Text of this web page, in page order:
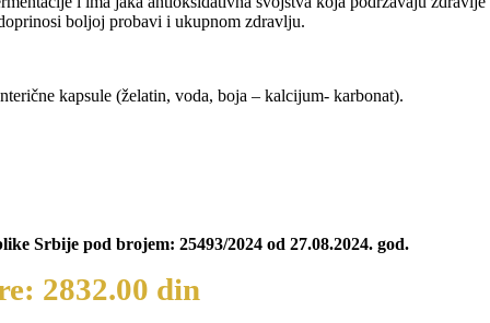
boljoj probavi i ukupnom zdravlju.
kapsule (želatin, voda, boja – kalcijum- karbonat).
Srbije pod brojem: 25493/2024 od 27.08.2024. god.
2832.00 din